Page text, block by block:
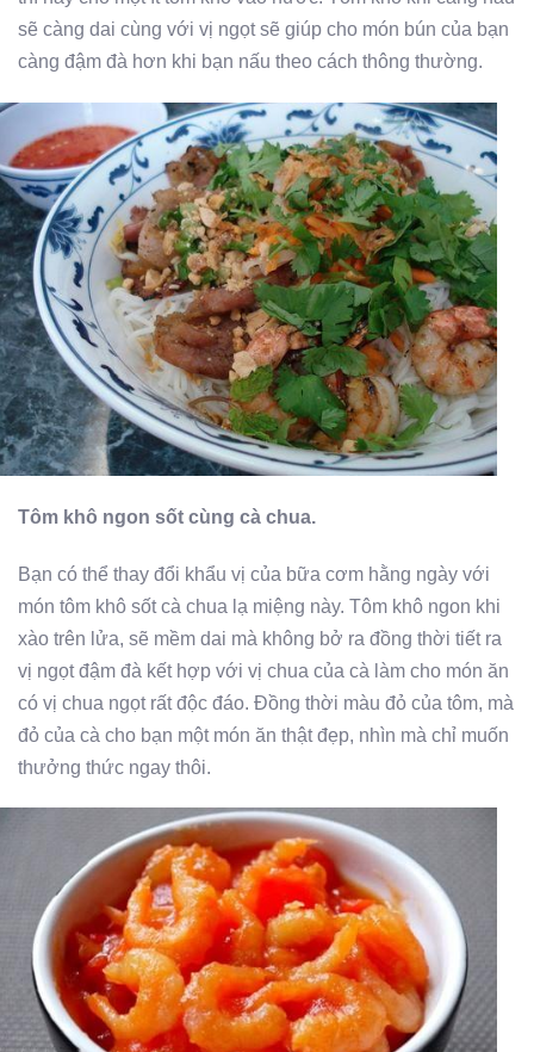
sẽ càng dai cùng với vị ngọt sẽ giúp cho món bún của bạn
càng đậm đà hơn khi bạn nấu theo cách thông thường.
Tôm khô ngon sốt cùng cà chua.
Bạn có thể thay đổi khẩu vị của bữa cơm hằng ngày với
món tôm khô sốt cà chua lạ miệng này. Tôm khô ngon khi
xào trên lửa, sẽ mềm dai mà không bở ra đồng thời tiết ra
vị ngọt đậm đà kết hợp với vị chua của cà làm cho món ăn
có vị chua ngọt rất độc đáo. Đồng thời màu đỏ của tôm, mà
đỏ của cà cho bạn một món ăn thật đẹp, nhìn mà chỉ muốn
thưởng thức ngay thôi.